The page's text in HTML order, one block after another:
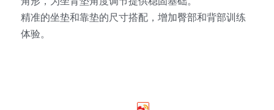
精准的坐垫和靠垫的尺寸搭配，增加臀部和背部训练
体验。